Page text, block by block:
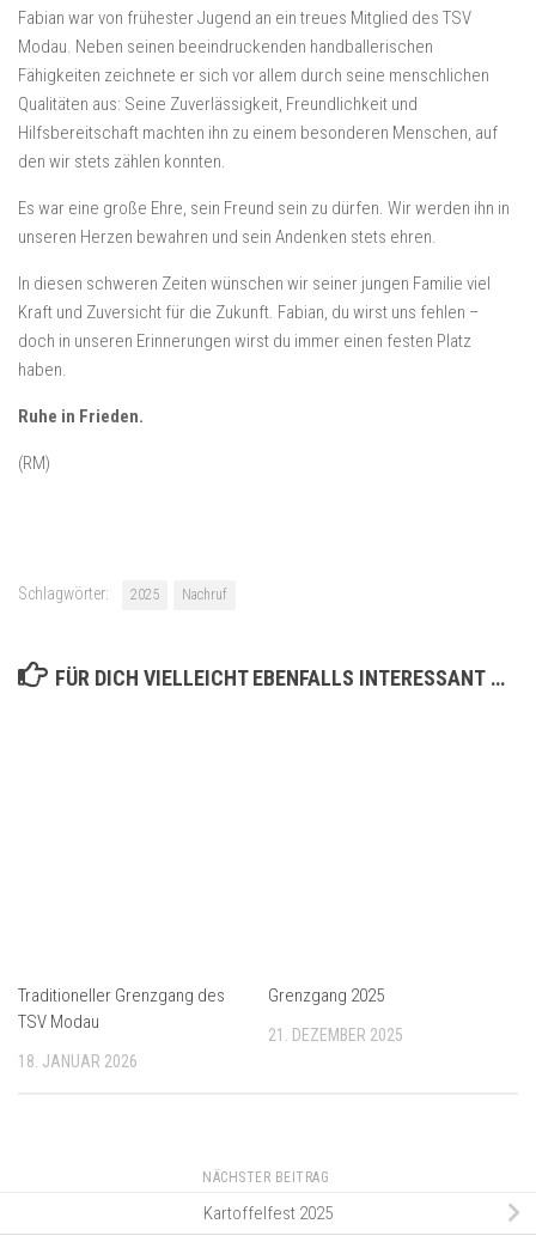
Fabian war von frühester Jugend an ein treues Mitglied des TSV
Modau. Neben seinen beeindruckenden handballerischen
Fähigkeiten zeichnete er sich vor allem durch seine menschlichen
Qualitäten aus: Seine Zuverlässigkeit, Freundlichkeit und
Hilfsbereitschaft machten ihn zu einem besonderen Menschen, auf
den wir stets zählen konnten.
Es war eine große Ehre, sein Freund sein zu dürfen. Wir werden ihn in
unseren Herzen bewahren und sein Andenken stets ehren.
In diesen schweren Zeiten wünschen wir seiner jungen Familie viel
Kraft und Zuversicht für die Zukunft. Fabian, du wirst uns fehlen –
doch in unseren Erinnerungen wirst du immer einen festen Platz
haben.
Ruhe in Frieden.
(RM)
Schlagwörter: 2025 Nachruf
FÜR DICH VIELLEICHT EBENFALLS INTERESSANT …
Traditioneller Grenzgang des
TSV Modau
18. JANUAR 2026
Grenzgang 2025
21. DEZEMBER 2025
NÄCHSTER BEITRAG
Kartoffelfest 2025